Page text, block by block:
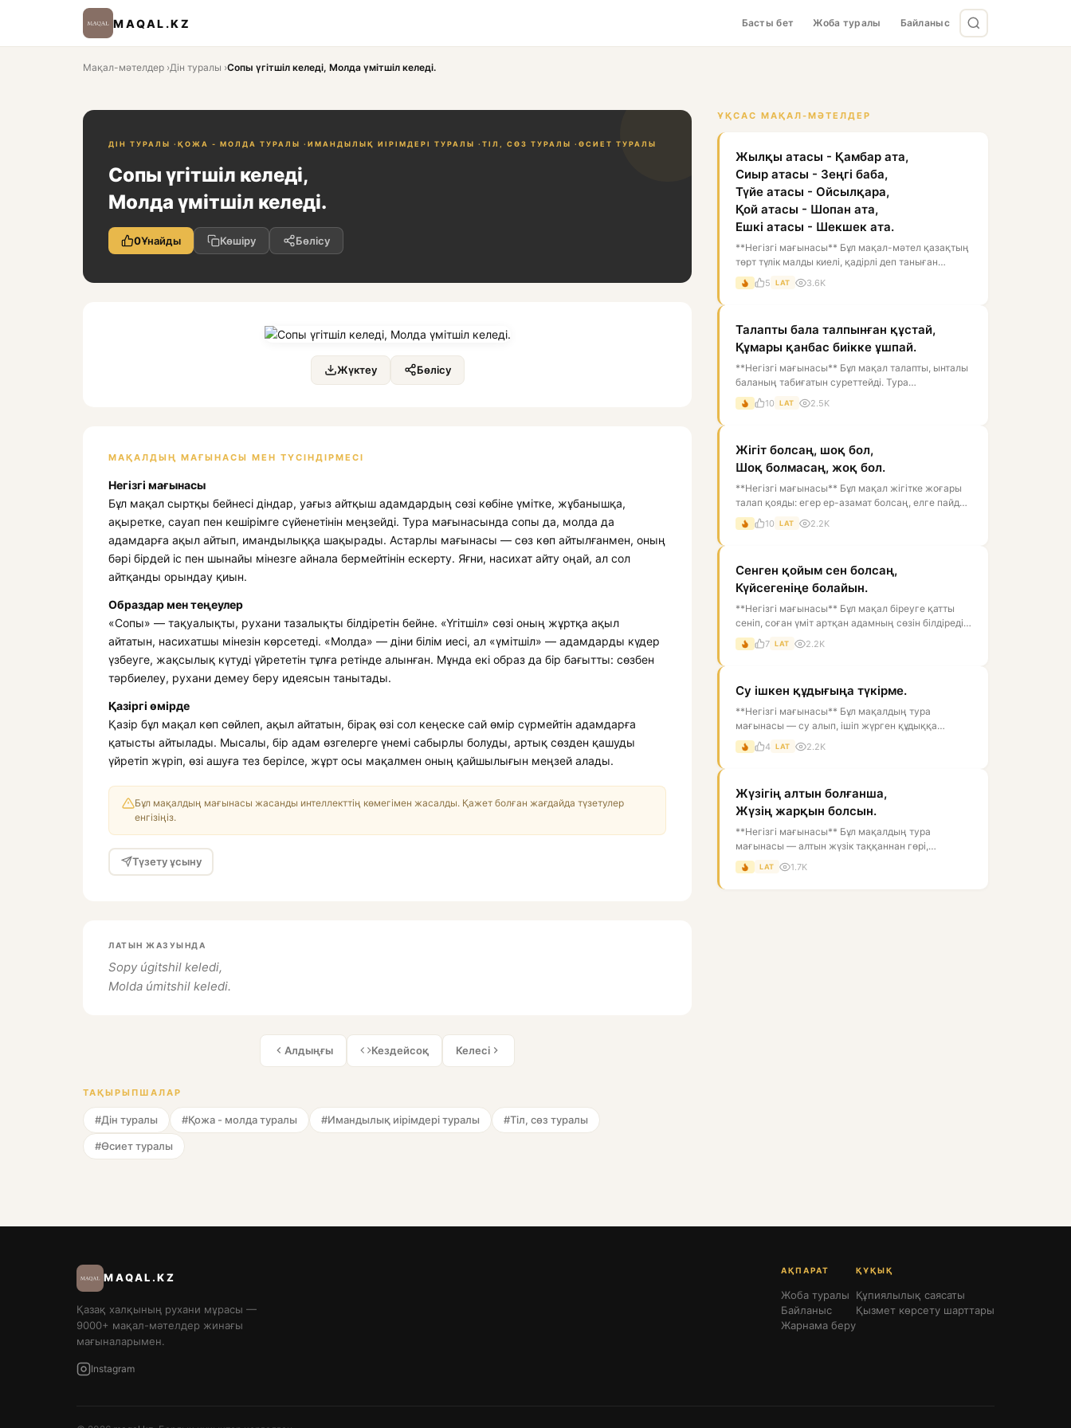
MAQAL.KZ Басты бет Жоба туралы Байланыс
Мақал-мәтелдер ›Дін туралы ›Сопы үгітшіл келеді, Молда үмітшіл келеді.
ДІН ТУРАЛЫ · ҚОЖА - МОЛДА ТУРАЛЫ · ИМАНДЫЛЫҚ ИІРІМДЕРІ ТУРАЛЫ · ТІЛ, СӨЗ ТУРАЛЫ · ӨСИЕТ ТУРАЛЫ
Сопы үгітшіл келеді,
Молда үмітшіл келеді.
0Ұнайды Көшіру Бөлісу
Жүктеу Бөлісу
МАҚАЛДЫҢ МАҒЫНАСЫ МЕН ТҮСІНДІРМЕСІ
Негізгі мағынасы
Бұл мақал сыртқы бейнесі діндар, уағыз айтқыш адамдардың сөзі көбіне үмітке, жұбанышқа,
ақыретке, сауап пен кешірімге сүйенетінін меңзейді. Тура мағынасында сопы да, молда да
адамдарға ақыл айтып, имандылыққа шақырады. Астарлы мағынасы — сөз көп айтылғанмен, оның
бәрі бірдей іс пен шынайы мінезге айнала бермейтінін ескерту. Яғни, насихат айту оңай, ал сол
айтқанды орындау қиын.
Образдар мен теңеулер
«Сопы» — тақуалықты, рухани тазалықты білдіретін бейне. «Үгітшіл» сөзі оның жұртқа ақыл
айтатын, насихатшы мінезін көрсетеді. «Молда» — діни білім иесі, ал «үмітшіл» — адамдарды күдер
үзбеуге, жақсылық күтуді үйрететін тұлға ретінде алынған. Мұнда екі образ да бір бағытты: сөзбен
тәрбиелеу, рухани демеу беру идеясын танытады.
Қазіргі өмірде
Қазір бұл мақал көп сөйлеп, ақыл айтатын, бірақ өзі сол кеңеске сай өмір сүрмейтін адамдарға
қатысты айтылады. Мысалы, бір адам өзгелерге үнемі сабырлы болуды, артық сөзден қашуды
үйретіп жүріп, өзі ашуға тез берілсе, жұрт осы мақалмен оның қайшылығын меңзей алады.
Бұл мақалдың мағынасы жасанды интеллекттің көмегімен жасалды. Қажет болған жағдайда түзетулер
енгізіңіз.
Түзету ұсыну
ЛАТЫН ЖАЗУЫНДА
Sopy úgitshil keledi,
Molda úmitshil keledi.
Алдыңғы Кездейсоқ Келесі
ТАҚЫРЫПШАЛАР
#Дін туралы #Қожа - молда туралы #Имандылық иірімдері туралы #Тіл, сөз туралы
#Өсиет туралы
ҰҚСАС МАҚАЛ-МӘТЕЛДЕР
Жылқы атасы - Қамбар ата,
Сиыр атасы - Зеңгі баба,
Түйе атасы - Ойсылқара,
Қой атасы - Шопан ата,
Ешкі атасы - Шекшек ата.
**Негізгі мағынасы** Бұл мақал-мәтел қазақтың
төрт түлік малды киелі, қадірлі деп таныған
дүниетанымын білдіреді. Мұнда...
5 LAT 3.6K
Талапты бала талпынған құстай,
Құмары қанбас биікке ұшпай.
**Негізгі мағынасы** Бұл мақал талапты, ынталы
баланың табиғатын суреттейді. Тура
мағынасында құс қанат қағып, биікке ұм...
10 LAT 2.5K
Жігіт болсаң, шоқ бол,
Шоқ болмасаң, жоқ бол.
**Негізгі мағынасы** Бұл мақал жігітке жоғары
талап қояды: егер ер-азамат болсаң, елге пайдаң
тиетін, мінезі мықты, ісі...
10 LAT 2.2K
Сенген қойым сен болсаң,
Күйсегеніңе болайын.
**Негізгі мағынасы** Бұл мақал біреуге қатты
сеніп, соған үміт артқан адамның сөзін білдіреді.
Тура мағынасы — «егер се...
7 LAT 2.2K
Су ішкен құдығыңа түкірме.
**Негізгі мағынасы** Бұл мақалдың тура
мағынасы — су алып, ішіп жүрген құдыққа
түкіруге болмайды, өйткені ол суды ластай...
4 LAT 2.2K
Жүзігің алтын болғанша,
Жүзің жарқын болсын.
**Негізгі мағынасы** Бұл мақалдың тура
мағынасы — алтын жүзік таққаннан гөрі,
адамның жүзі ашық, нұрлы, көрікті болғаны...
LAT 1.7K
MAQAL.KZ
Қазақ халқының рухани мұрасы —
9000+ мақал-мәтелдер жинағы
мағыналарымен.
Instagram
АҚПАРАТ
Жоба туралы
Байланыс
Жарнама беру
ҚҰҚЫҚ
Құпиялылық саясаты
Қызмет көрсету шарттары